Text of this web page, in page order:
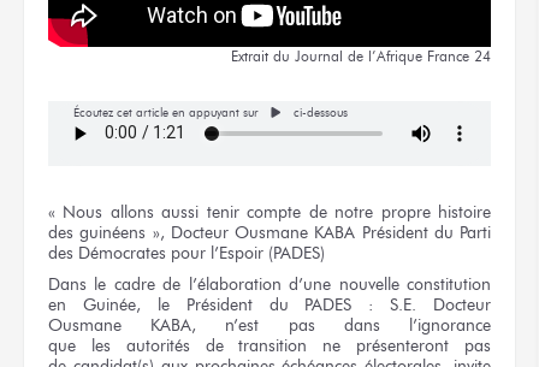
Extrait du Journal de l’Afrique France 24
Écoutez cet article en appuyant sur ci-dessous
« Nous allons aussi tenir compte de notre propre histoire
des guinéens », Docteur Ousmane KABA Président du Parti
des Démocrates pour l’Espoir (PADES)
Dans le cadre de l’élaboration d’une nouvelleconstitution
en Guinée,
le Président du PADES :
S.E. Docteur
Ousmane KABA, n’est pas dans l’ignorance
que les autorités
de transition
ne présenteront pas